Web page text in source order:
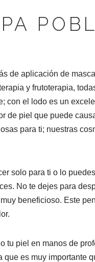
de aplicación de
y frutoterapia,
con el lodo es un
de piel que puede
para ti; nuestras
solo para ti o lo
No te dejes para
beneficioso. Este
tu piel en manos de
es muy importante